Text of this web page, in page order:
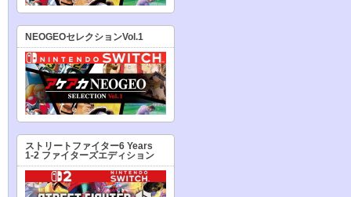
NEOGEOセレクションVol.1
ストリートファイター6 Years
1-2 ファイターズエディション